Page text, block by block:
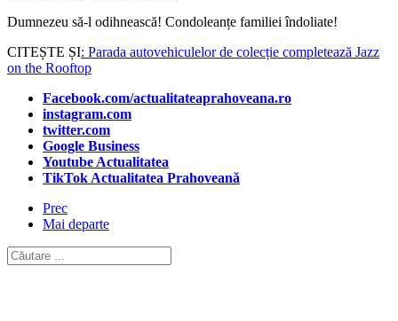
Dumnezeu să-l odihnească! Condoleanțe familiei îndoliate!
CITEȘTE ȘI: Parada autovehiculelor de colecție completează Jazz
on the Rooftop
Facebook.com/actualitateaprahoveana.ro
instagram.com
twitter.com
Google Business
Youtube Actualitatea
TikTok Actualitatea Prahoveană
Prec
Mai departe